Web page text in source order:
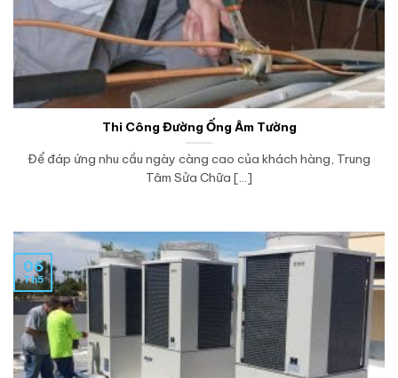
Thi Công Đường Ống Âm Tường
Để đáp ứng nhu cầu ngày càng cao của khách hàng, Trung
Tâm Sửa Chữa [...]
06
Th5